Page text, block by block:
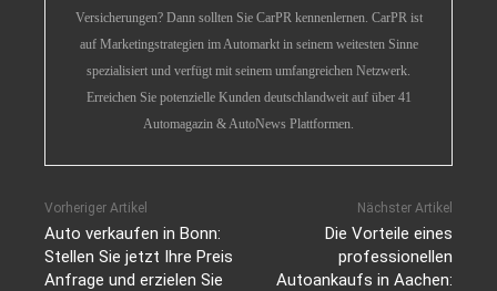
Versicherungen? Dann sollten Sie CarPR kennenlernen. CarPR ist
auf Marketingstrategien im Automarkt in seinem weitesten Sinne
spezialisiert und verfügt mit seinem umfangreichen Netzwerk.
Erreichen Sie potenzielle Kunden deutschlandweit auf über 41
Automagazin & AutoNews Plattformen.
Vorheriger Artikel
Auto verkaufen in Bonn:
Stellen Sie jetzt Ihre Preis
Anfrage und erzielen Sie
Nächster Artikel
Die Vorteile eines
professionellen
Autoankaufs in Aachen: